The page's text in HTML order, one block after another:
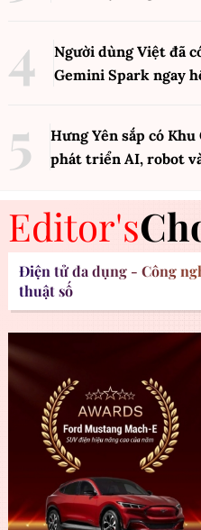
Người dùng Việt đã
Gemini Spark ngay
Hưng Yên sắp có Khu
phát triển AI, robot
Editor's
Điện tử đa dụng - Công
thuật số